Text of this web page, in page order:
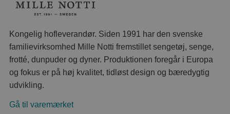
Kongelig hofleverandør. Siden 1991 har den svenske
familievirksomhed Mille Notti fremstillet sengetøj, senge,
frotté, dunpuder og dyner. Produktionen foregår i Europa
og fokus er på høj kvalitet, tidløst design og bæredygtig
udvikling.
Gå til varemærket